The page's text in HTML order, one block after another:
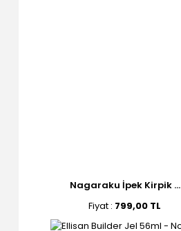
Nagaraku İpek Kirpik ...
Fiyat : 799,00 TL